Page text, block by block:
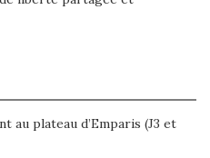
au plateau d’Emparis (J3 et